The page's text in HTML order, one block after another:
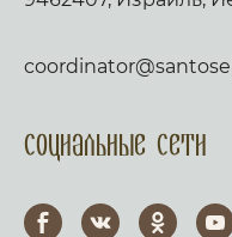
Социальные сети